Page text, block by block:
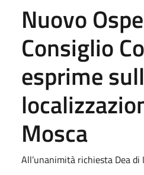
Nuovo
Consiglio
esprime
Mosca
All’unanimità richiesta Dea di